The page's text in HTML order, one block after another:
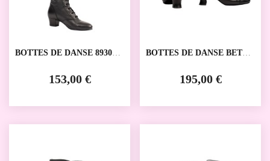
BOTTES DE DANSE 8930
153,00 €
BOTTES DE DANSE BETTY
195,00 €